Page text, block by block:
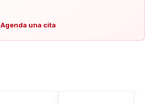
Agenda una cita